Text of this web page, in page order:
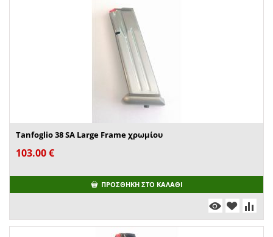
Tanfoglio 38 SA Large Frame χρωμίου
103.00€
ΠΡΟΣΘΉΚΗ ΣΤΟ ΚΑΛΆΘΙ